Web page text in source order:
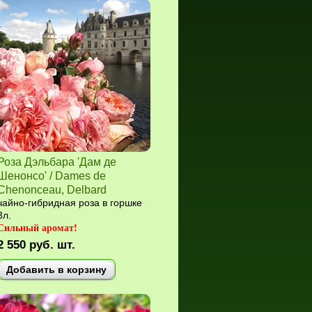
Дэльбара 'Дам де
/ Dames de
Delbard
гибридная роза в горшке
аромат!
550 руб. шт.
Добавить в корзину